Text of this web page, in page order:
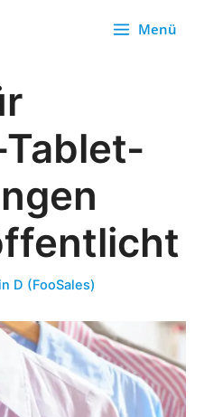
Menü
D (FooSales)